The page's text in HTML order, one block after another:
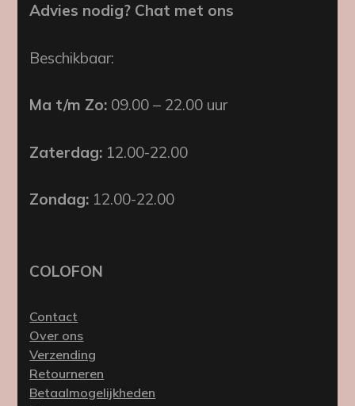
Advies nodig? Chat met ons
Beschikbaar:
Ma t/m Zo: 09.00 – 22.00 uur
Zaterdag: 12.00-22.00
Zondag: 12.00-22.00
COLOFON
Contact
Over ons
Verzending
Retourneren
Betaalmogelijkheden